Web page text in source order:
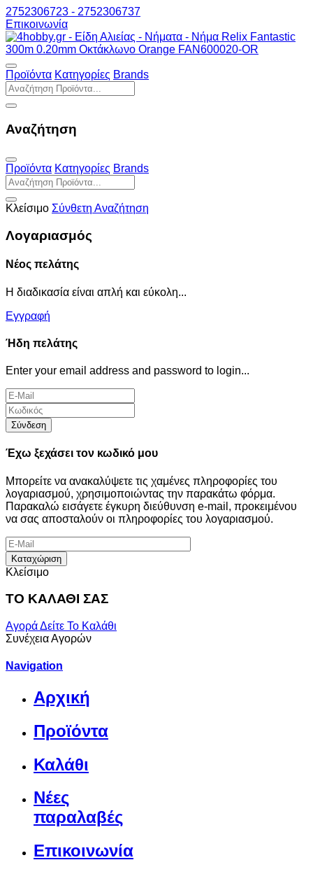
2752306723 - 2752306737
Επικοινωνία
Προϊόντα Κατηγορίες Brands
Αναζήτηση
Προϊόντα Κατηγορίες Brands
Κλείσιμο Σύνθετη Αναζήτηση
Λογαριασμός
Νέος πελάτης
Η διαδικασία είναι απλή και εύκολη...
Εγγραφή
Ήδη πελάτης
Enter your email address and password to login...
Σύνδεση
Έχω ξεχάσει τον κωδικό μου
Μπορείτε να ανακαλύψετε τις χαμένες πληροφορίες του
λογαριασμού, χρησιμοποιώντας την παρακάτω φόρμα.
Παρακαλώ εισάγετε έγκυρη διεύθυνση e-mail, προκειμένου
να σας αποσταλούν οι πληροφορίες του λογαριασμού.
Καταχώριση
Κλείσιμο
ΤΟ ΚΑΛΑΘΙ ΣΑΣ
ΑγοράΔείτε Το Καλάθι
Συνέχεια Αγορών
Navigation
Αρχική
Προϊόντα
Καλάθι
Νέες
παραλαβές
Επικοινωνία